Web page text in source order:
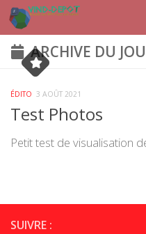
Skip to content
ARCHIVE DU
ÉDITO 3 AOÛT 2021
Test Photos
Petit test de visualisation
SUIVRE :